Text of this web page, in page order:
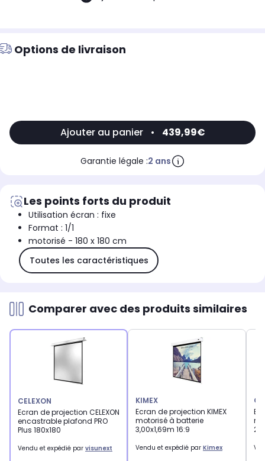
Options de livraison
Ajouter au panier • 439,99€
Garantie légale :2 ans
Les points forts du produit
Utilisation écran : fixe
Format : 1/1
motorisé - 180 x 180 cm
Toutes les caractéristiques
Comparer avec des produits similaires
CELEXON
Ecran de projection CELEXON
encastrable plafond PRO
Plus 180x180
Vendu et expédié par visunext
KIMEX
Ecran de projection KIMEX
motorisé à batterie
3,00x1,69m 16:9
Vendu et expédié par Kimex